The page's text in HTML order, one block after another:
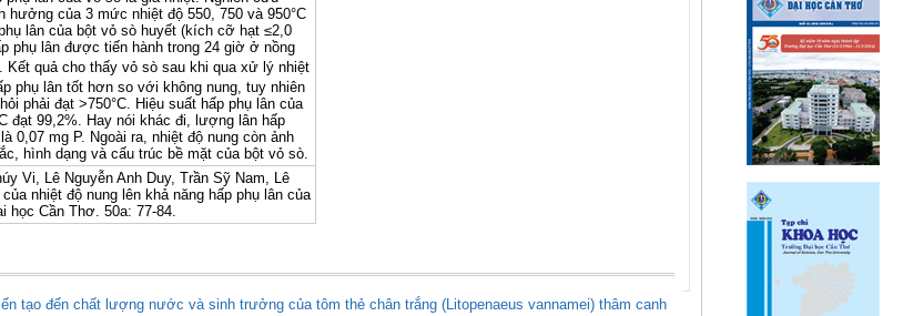
hưởng của 3 mức nhiệt độ 550, 750 và 950°C
lân của bột vỏ sò huyết (kích cỡ hạt ≤2,0
phụ lân được tiến hành trong 24 giờ ở nồng
Kết quả cho thấy vỏ sò sau khi qua xử lý nhiệt
phụ lân tốt hơn so với không nung, tuy nhiên
phải đạt >750°C. Hiệu suất hấp phụ lân của
đạt 99,2%. Hay nói khác đi, lượng lân hấp
0,07 mg P. Ngoài ra, nhiệt độ nung còn ảnh
hình dạng và cấu trúc bề mặt của bột vỏ sò.
Vi, Lê Nguyễn Anh Duy, Trần Sỹ Nam, Lê
nhiệt độ nung lên khả năng hấp phụ lân của
học Cần Thơ. 50a: 77-84.
tạo đến chất lượng nước và sinh trưởng của tôm thẻ chân trắng (Litopenaeus vannamei) thâm canh